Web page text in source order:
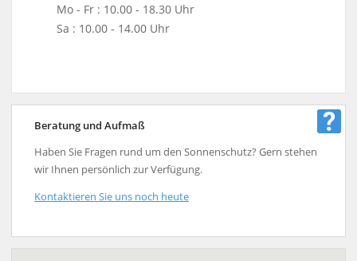
Mo - Fr : 10.00 - 18.30 Uhr
Sa : 10.00 - 14.00 Uhr
Beratung und Aufmaß
Haben Sie Fragen rund um den Sonnenschutz? Gern stehen
wir Ihnen persönlich zur Verfügung.
Kontaktieren Sie uns noch heute